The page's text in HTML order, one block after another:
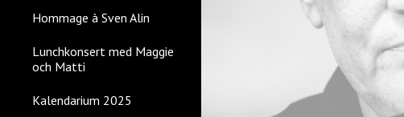
Hommage à Sven Alin
Lunchkonsert med Maggie
och Matti
Kalendarium 2025